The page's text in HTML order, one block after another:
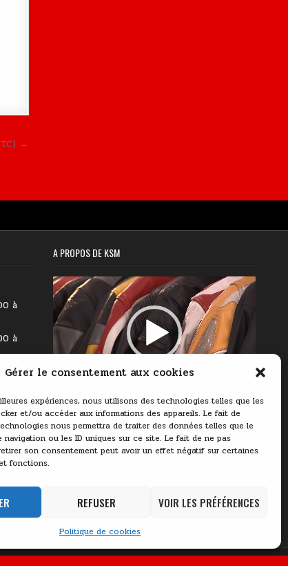
Gérer le consentement aux cookies
expériences, nous utilisons des technologies telles que les
et/ou accéder aux informations des appareils. Le fait de
nous permettra de traiter des données telles que le
navigation ou les ID uniques sur ce site. Le fait de ne pas
son consentement peut avoir un effet négatif sur certaines
fonctions.
REFUSER VOIR LES PRÉFÉRENCES
Politique de cookies
→
à
à
à
à
à
A PROPOS DE KSM
Lecteur
vidéo
00:00 03:11